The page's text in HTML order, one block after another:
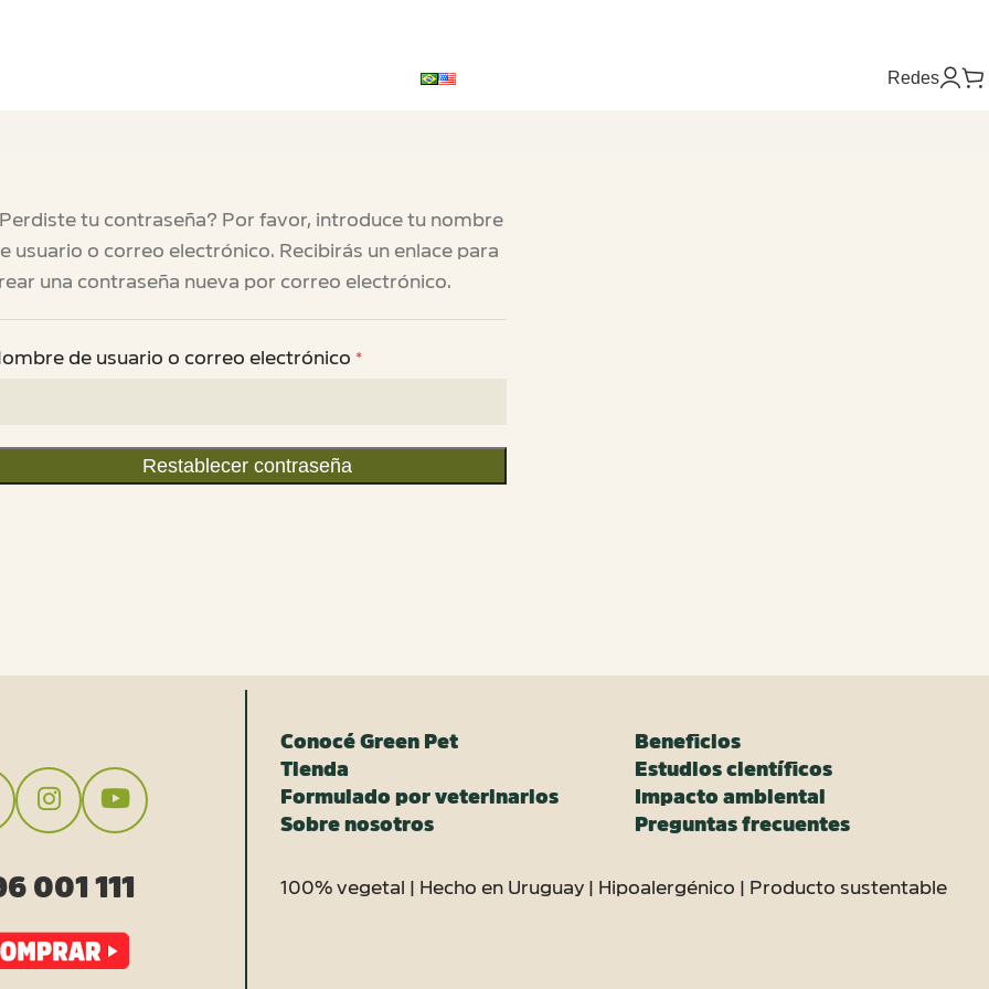
Redes
tu contraseña? Por favor, introduce tu nombre
usuario o correo electrónico. Recibirás un enlace para
una contraseña nueva por correo electrónico.
de usuario o correo electrónico *
Restablecer contraseña
001 111
Conocé Green Pet
Tienda
Formulado por veterinarios
Sobre nosotros
Beneficios
Estudios científicos
Impacto ambiental
Preguntas frecuentes
100% vegetal | Hecho en Uruguay | Hipoalergénico | Producto sustentable